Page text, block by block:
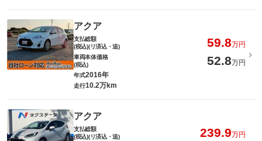
アクア
支払総額
(税込)(リ済込・追)
59.8万円
車両本体価格
(税込)
52.8万円
年式2016年
走行10.2万km
アクア
支払総額
(税込)(リ済込・追)
239.9万円